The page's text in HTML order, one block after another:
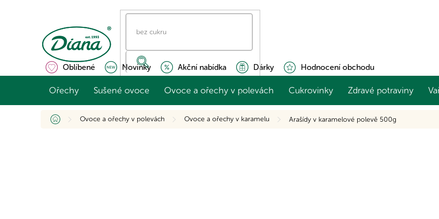
Oblíbené Novinky Akční nabídka Dárky Hodnocení obchodu
Ořechy Sušené ovoce Ovoce a ořechy v polevách Cukrovinky Zdravé potraviny
Domů Ovoce a ořechy v polevách Ovoce a ořechy v karamelu Arašídy v karamelové polevě 500g